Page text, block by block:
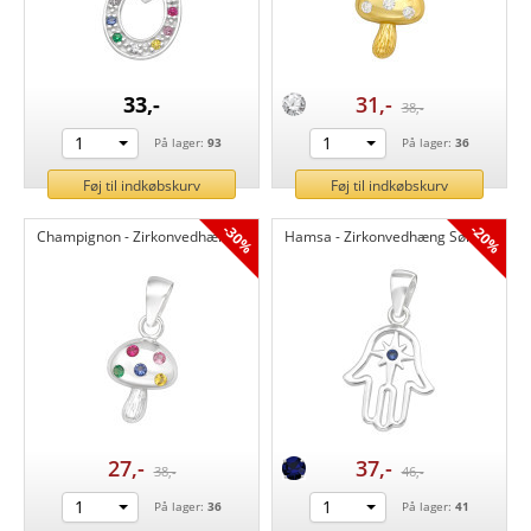
33,-
1 På lager: 93
Føj til indkøbskurv
31,- 38,-
1 På lager: 36
Føj til indkøbskurv
-30%
Champignon - Zirkonvedhæng Sølv CH44498
27,- 38,-
1 På lager: 36
-20%
Hamsa - Zirkonvedhæng Sølv CH44480
37,- 46,-
1 På lager: 41